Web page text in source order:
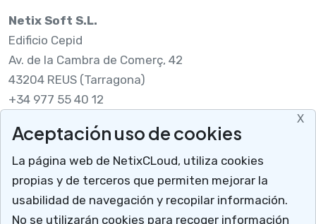
X
Aceptación uso de cookies
La página web de NetixCLoud, utiliza cookies
propias y de terceros que permiten mejorar la
usabilidad de navegación y recopilar información.
No se utilizarán cookies para recoger información
Netix Soft S.L.
Edificio Cepid
Av. de la Cambra de Comerç, 42
43204 REUS (Tarragona)
+34 977 55 40 12
Legal
Nota legal
RGPDUE
Cómo llegar